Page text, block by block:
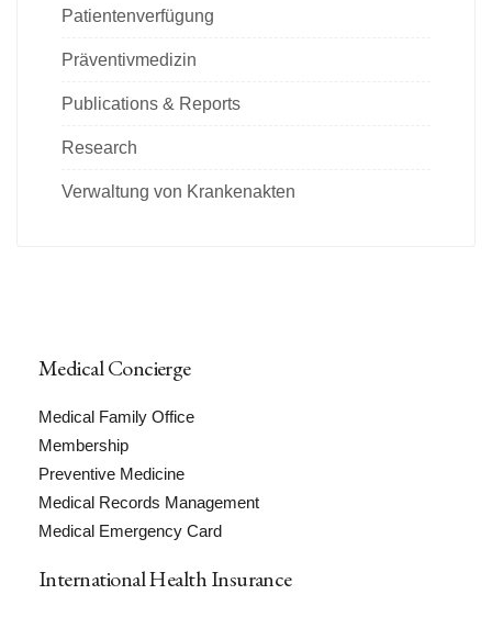
Patientenverfügung
Präventivmedizin
Publications & Reports
Research
Verwaltung von Krankenakten
Medical Concierge
Medical Family Office
Membership
Preventive Medicine
Medical Records Management
Medical Emergency Card
International Health Insurance